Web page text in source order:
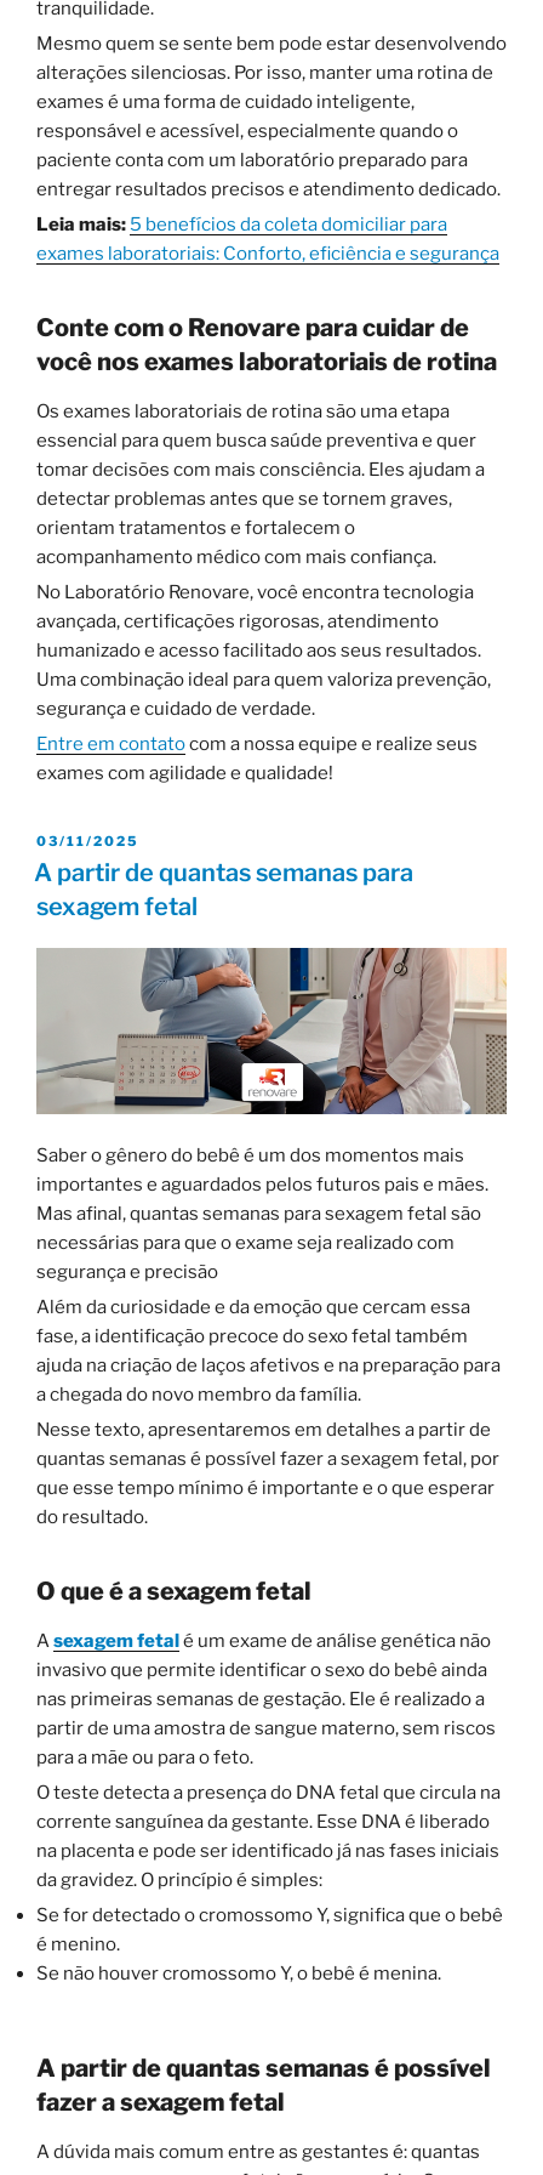
tranquilidade.
Mesmo quem se sente bem pode estar desenvolvendo
alterações silenciosas. Por isso, manter uma rotina de
exames é uma forma de cuidado inteligente,
responsável e acessível, especialmente quando o
paciente conta com um laboratório preparado para
entregar resultados precisos e atendimento dedicado.
Leia mais: 5 benefícios da coleta domiciliar para
exames laboratoriais: Conforto, eficiência e segurança
Conte com o Renovare para cuidar de
você nos exames laboratoriais de rotina
Os exames laboratoriais de rotina são uma etapa
essencial para quem busca saúde preventiva e quer
tomar decisões com mais consciência. Eles ajudam a
detectar problemas antes que se tornem graves,
orientam tratamentos e fortalecem o
acompanhamento médico com mais confiança.
No Laboratório Renovare, você encontra tecnologia
avançada, certificações rigorosas, atendimento
humanizado e acesso facilitado aos seus resultados.
Uma combinação ideal para quem valoriza prevenção,
segurança e cuidado de verdade.
Entre em contatocom a nossa equipe e realize seus
exames com agilidade e qualidade!
03/11/2025
A partir de quantas semanas para
sexagem fetal
Saber o gênero do bebê é um dos momentos mais
importantes e aguardados pelos futuros pais e mães.
Mas afinal, quantas semanas para sexagem fetal são
necessárias para que o exame seja realizado com
segurança e precisão
Além da curiosidade e da emoção que cercam essa
fase, a identificação precoce do sexo fetal também
ajuda na criação de laços afetivos e na preparação para
a chegada do novo membro da família.
Nesse texto, apresentaremos em detalhes a partir de
quantas semanas é possível fazer a sexagem fetal, por
que esse tempo mínimo é importante e o que esperar
do resultado.
O que é a sexagem fetal
Asexagem fetalé um exame de análise genética não
invasivo que permite identificar o sexo do bebê ainda
nas primeiras semanas de gestação. Ele é realizado a
partir de uma amostra de sangue materno, sem riscos
para a mãe ou para o feto.
O teste detecta a presença do DNA fetal que circula na
corrente sanguínea da gestante. Esse DNA é liberado
na placenta e pode ser identificado já nas fases iniciais
da gravidez. O princípio é simples:
Se for detectado o cromossomo Y, significa que o bebê
é menino.
Se não houver cromossomo Y, o bebê é menina.
A partir de quantas semanas é possível
fazer a sexagem fetal
A dúvida mais comum entre as gestantes é: quantas